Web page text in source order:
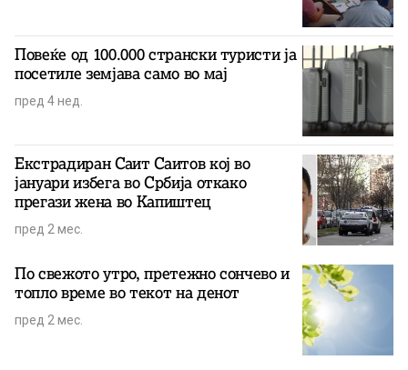
Повеќе од 100.000 странски туристи ја
посетиле земјава само во мај
пред 4 нед.
Екстрадиран Саит Саитов кој во
јануари избега во Србија откако
прегази жена во Капиштец
пред 2 мес.
По свежото утро, претежно сончево и
топло време во текот на денот
пред 2 мес.